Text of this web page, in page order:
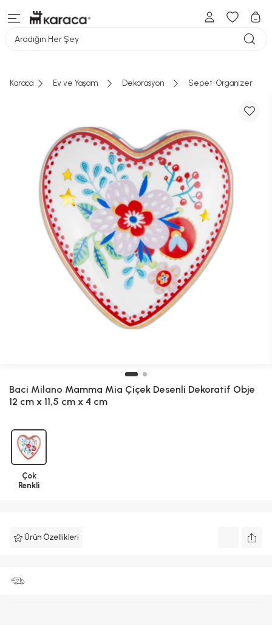
Aradığın Her Şey
Karaca Ev ve Yaşam Dekorasyon Sepet-Organizer
Baci Milano Mamma Mia Çiçek Desenli Dekoratif Obje
12 cm x 11,5 cm x 4 cm
Çok
Renkli
Ürün Özellikleri